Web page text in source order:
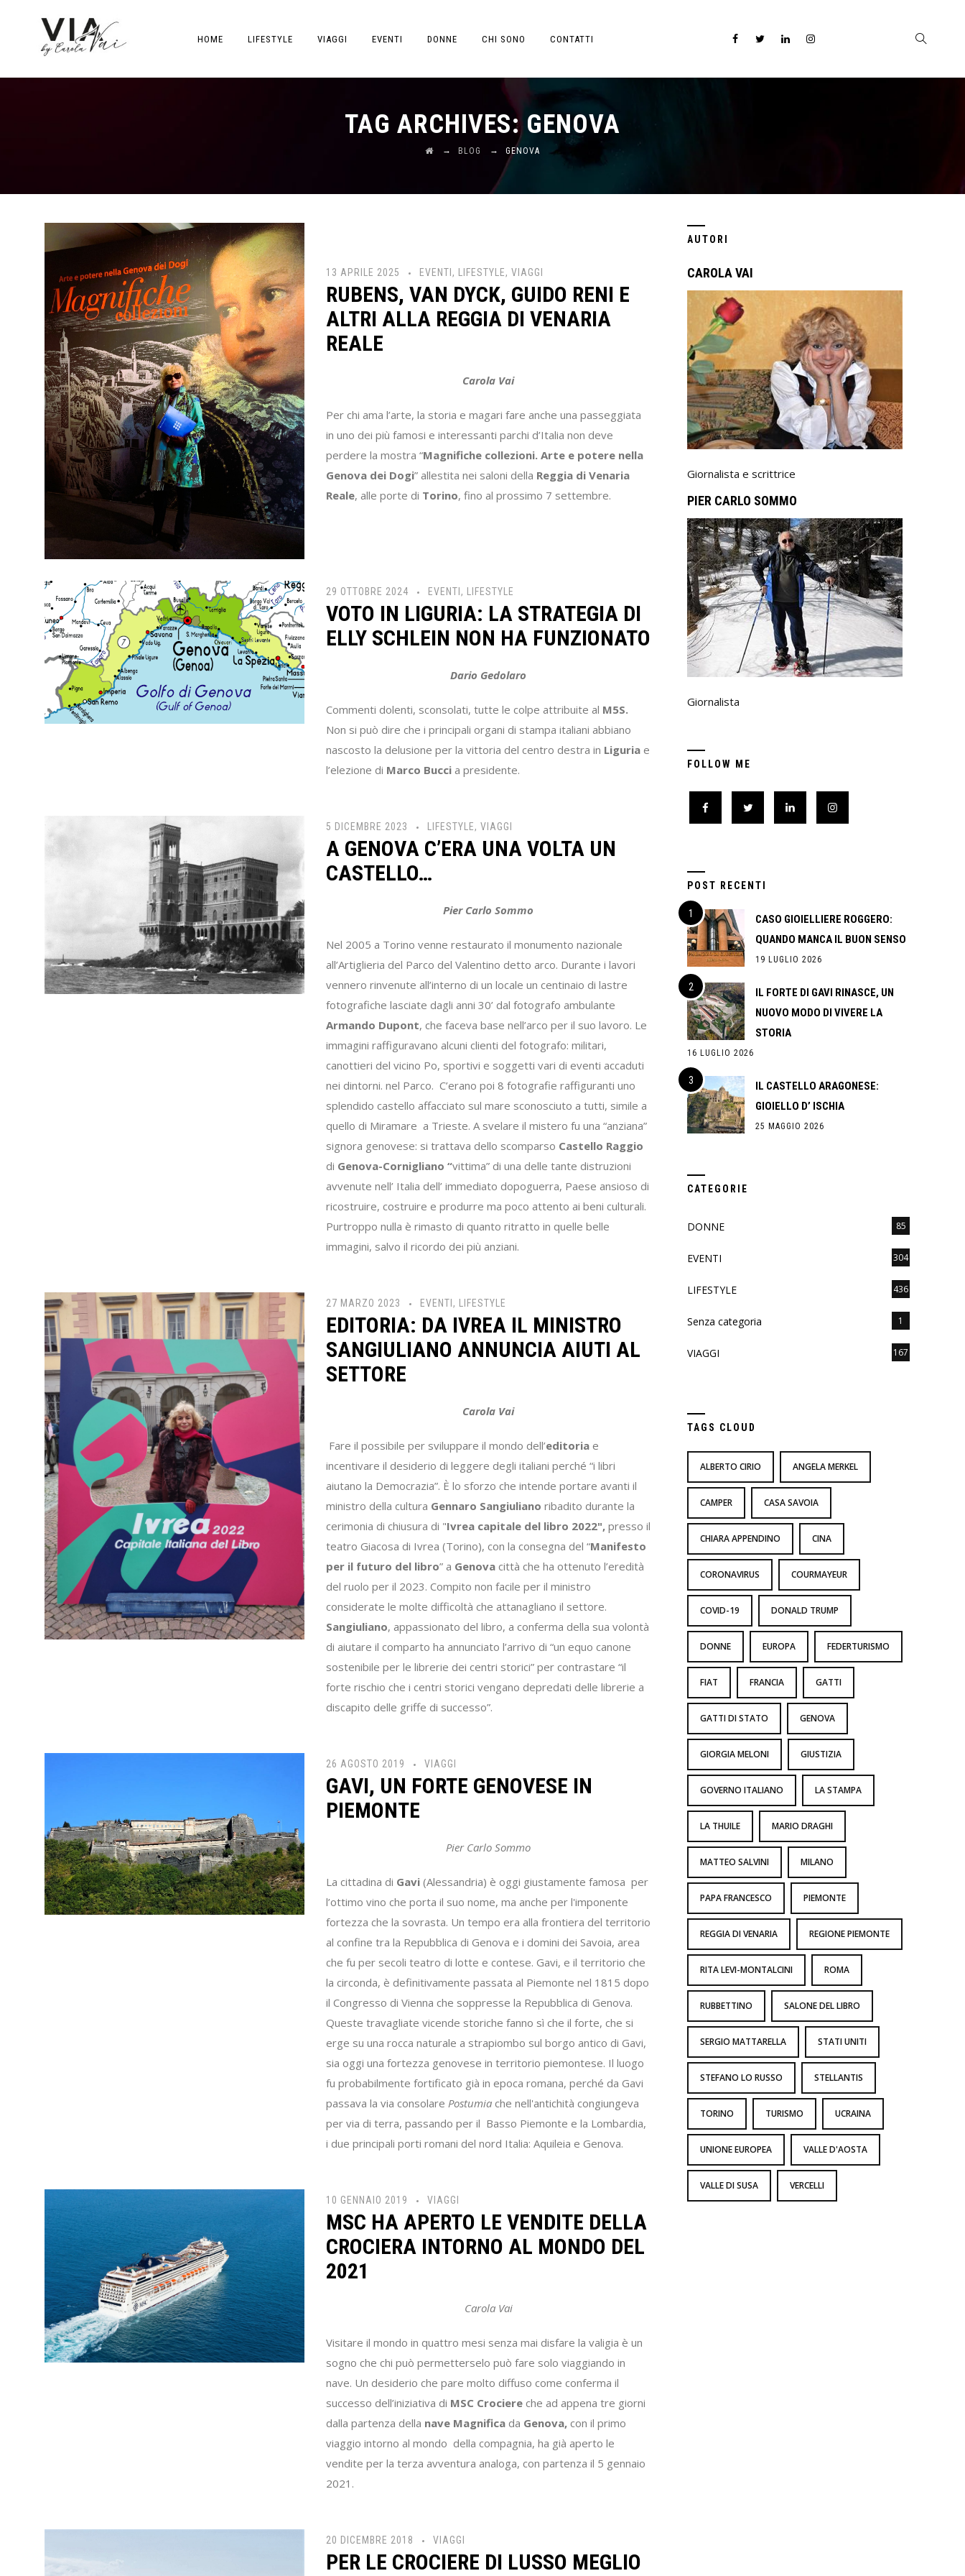
HOME LIFESTYLE VIAGGI EVENTI DONNE CHI SONO CONTATTI
TAG ARCHIVES: GENOVA
→ BLOG → GENOVA
13 APRILE 2025 EVENTI , LIFESTYLE, VIAGGI
RUBENS, VAN DYCK, GUIDO RENI E
ALTRI ALLA REGGIA DI VENARIA
REALE
Carola Vai
Per chi ama l’arte, la storia e magari fare anche una passeggiata
in uno dei più famosi e interessanti parchi d’Italia non deve
perdere la mostra “Magnifiche collezioni. Arte e potere nella
Genova dei Dogi” allestita nei saloni della Reggia di Venaria
Reale, alle porte di Torino, fino al prossimo 7 settembre.
29 OTTOBRE 2024 EVENTI , LIFESTYLE
VOTO IN LIGURIA: LA STRATEGIA DI
ELLY SCHLEIN NON HA FUNZIONATO
Dario Gedolaro
Commenti dolenti, sconsolati, tutte le colpe attribuite al M5S.
Non si può dire che i principali organi di stampa italiani abbiano
nascosto la delusione per la vittoria del centro destra in Liguria e
l’elezione di Marco Bucci a presidente.
5 DICEMBRE 2023 LIFESTYLE, VIAGGI
A GENOVA C’ERA UNA VOLTA UN
CASTELLO…
Pier Carlo Sommo
Nel 2005 a Torino venne restaurato il monumento nazionale
all’Artiglieria del Parco del Valentino detto arco. Durante i lavori
vennero rinvenute all’interno di un locale un centinaio di lastre
fotografiche lasciate dagli anni 30’ dal fotografo ambulante
Armando Dupont, che faceva base nell’arco per il suo lavoro. Le
immagini raffiguravano alcuni clienti del fotografo: militari,
canottieri del vicino Po, sportivi e soggetti vari di eventi accaduti
nei dintorni. nel Parco. C’erano poi 8 fotografie raffiguranti uno
splendido castello affacciato sul mare sconosciuto a tutti, simile a
quello di Miramare a Trieste. A svelare il mistero fu una “anziana”
signora genovese: si trattava dello scomparso Castello Raggio
di Genova-Cornigliano “vittima” di una delle tante distruzioni
avvenute nell’ Italia dell’ immediato dopoguerra, Paese ansioso di
ricostruire, costruire e produrre ma poco attento ai beni culturali.
Purtroppo nulla è rimasto di quanto ritratto in quelle belle
immagini, salvo il ricordo dei più anziani.
27 MARZO 2023 EVENTI , LIFESTYLE
EDITORIA: DA IVREA IL MINISTRO
SANGIULIANO ANNUNCIA AIUTI AL
SETTORE
Carola Vai
Fare il possibile per sviluppare il mondo dell’editoria e
incentivare il desiderio di leggere degli italiani perché “i libri
aiutano la Democrazia”. È lo sforzo che intende portare avanti il
ministro della cultura Gennaro Sangiuliano ribadito durante la
cerimonia di chiusura di "Ivrea capitale del libro 2022", presso il
teatro Giacosa di Ivrea (Torino), con la consegna del “Manifesto
per il futuro del libro” a Genova città che ha ottenuto l’eredità
del ruolo per il 2023. Compito non facile per il ministro
considerate le molte difficoltà che attanagliano il settore.
Sangiuliano, appassionato del libro, a conferma della sua volontà
di aiutare il comparto ha annunciato l’arrivo di “un equo canone
sostenibile per le librerie dei centri storici” per contrastare “il
forte rischio che i centri storici vengano depredati delle librerie a
discapito delle griffe di successo”.
26 AGOSTO 2019 VIAGGI
GAVI, UN FORTE GENOVESE IN
PIEMONTE
Pier Carlo Sommo
La cittadina di Gavi (Alessandria) è oggi giustamente famosa per
l’ottimo vino che porta il suo nome, ma anche per l'imponente
fortezza che la sovrasta. Un tempo era alla frontiera del territorio
al confine tra la Repubblica di Genova e i domini dei Savoia, area
che fu per secoli teatro di lotte e contese. Gavi, e il territorio che
la circonda, è definitivamente passata al Piemonte nel 1815 dopo
il Congresso di Vienna che soppresse la Repubblica di Genova.
Queste travagliate vicende storiche fanno sì che il forte, che si
erge su una rocca naturale a strapiombo sul borgo antico di Gavi,
sia oggi una fortezza genovese in territorio piemontese. Il luogo
fu probabilmente fortificato già in epoca romana, perché da Gavi
passava la via consolare Postumia che nell'antichità congiungeva
per via di terra, passando per il Basso Piemonte e la Lombardia,
i due principali porti romani del nord Italia: Aquileia e Genova.
10 GENNAIO 2019 VIAGGI
MSC HA APERTO LE VENDITE DELLA
CROCIERA INTORNO AL MONDO DEL
2021
Carola Vai
Visitare il mondo in quattro mesi senza mai disfare la valigia è un
sogno che chi può permetterselo può fare solo viaggiando in
nave. Un desiderio che pare molto diffuso come conferma il
successo dell’iniziativa di MSC Crociere che ad appena tre giorni
dalla partenza della nave Magnifica da Genova, con il primo
viaggio intorno al mondo della compagnia, ha già aperto le
vendite per la terza avventura analoga, con partenza il 5 gennaio
2021.
20 DICEMBRE 2018 VIAGGI
PER LE CROCIERE DI LUSSO MEGLIO
AUTORI
CAROLA VAI
Giornalista e scrittrice
PIER CARLO SOMMO
Giornalista
FOLLOW ME
POST RECENTI
CASO GIOIELLIERE ROGGERO:
QUANDO MANCA IL BUON SENSO
19 LUGLIO 2026
IL FORTE DI GAVI RINASCE, UN
NUOVO MODO DI VIVERE LA
STORIA
16 LUGLIO 2026
IL CASTELLO ARAGONESE:
GIOIELLO D’ ISCHIA
25 MAGGIO 2026
CATEGORIE
DONNE 85
EVENTI 304
LIFESTYLE 436
Senza categoria 1
VIAGGI 167
TAGS CLOUD
ALBERTO CIRIO ANGELA MERKEL
CAMPER CASA SAVOIA
CHIARA APPENDINO CINA
CORONAVIRUS COURMAYEUR
COVID-19 DONALD TRUMP
DONNE EUROPA FEDERTURISMO
FIAT FRANCIA GATTI
GATTI DI STATO GENOVA
GIORGIA MELONI GIUSTIZIA
GOVERNO ITALIANO LA STAMPA
LA THUILE MARIO DRAGHI
MATTEO SALVINI MILANO
PAPA FRANCESCO PIEMONTE
REGGIA DI VENARIA REGIONE PIEMONTE
RITA LEVI-MONTALCINI ROMA
RUBBETTINO SALONE DEL LIBRO
SERGIO MATTARELLA STATI UNITI
STEFANO LO RUSSO STELLANTIS
TORINO TURISMO UCRAINA
UNIONE EUROPEA VALLE D'AOSTA
VALLE DI SUSA VERCELLI